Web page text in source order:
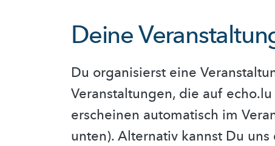
Deine
Du organisierst eine
Veranstaltungen, die auf
erscheinen automatisch im
unten). Alternativ kannst Du